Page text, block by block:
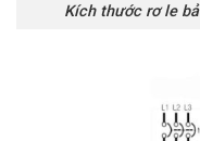
Kích thước rơ le